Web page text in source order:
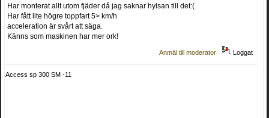
Har monterat allt utom fjäder då jag saknar hylsan till det:(
Har fått lite högre toppfart 5> km/h
acceleration är svårt att säga.
Känns som maskinen har mer ork!
Anmäl till moderator Loggat
Access sp 300 SM -11